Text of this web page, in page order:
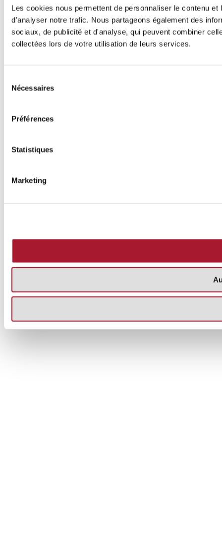
Les cookies nous permettent de personnaliser le contenu
d'analyser notre trafic. Nous partageons également des
sociaux, de publicité et d'analyse, qui peuvent combiner
collectées lors de votre utilisation de leurs services.
Nécessaires
Préférences
Statistiques
Marketing